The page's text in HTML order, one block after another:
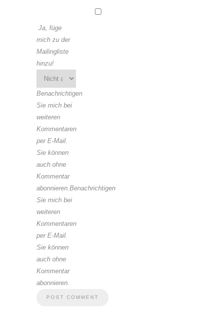
Ja, füge
mich zu der
Mailingliste
hinzu!
Benachrichtigen
Sie mich bei
weiteren
Kommentaren
per E-Mail.
Sie können
auch ohne
Kommentar
abonnieren.Benachrichtigen
Sie mich bei
weiteren
Kommentaren
per E-Mail.
Sie können
auch ohne
Kommentar
abonnieren.